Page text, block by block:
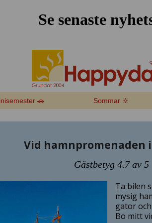
Se senaste
🚗 Sommar 🔆
Vid hamnpromenaden
Gästbetyg 4.7 av 5
Ta bilen
mysig
gator
Bo mitt